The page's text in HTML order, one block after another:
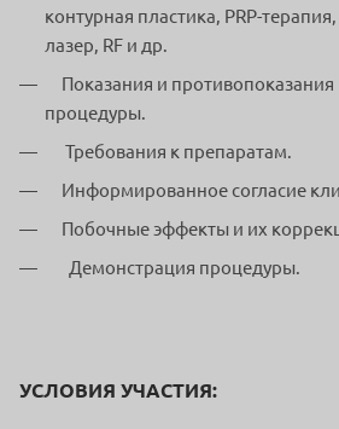
контурная пластика, PRP-
лазер, RF и др.
Показания и
процедуры.
Требования к препаратам.
Информированное согласие
Побочные эффекты и их
Демонстрация процедуры.
УСЛОВИЯ УЧАСТИЯ: